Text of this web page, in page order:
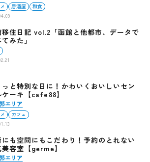
居酒屋
和食
移住日記 vol.2「函館と他都市、データで
みた」
っと特別な日に！かわいくおいしいセン
ケーキ【cafe88】
エリア
カフェ
にも空間にもこだわり！予約のとれない
容室【germe】
エリア